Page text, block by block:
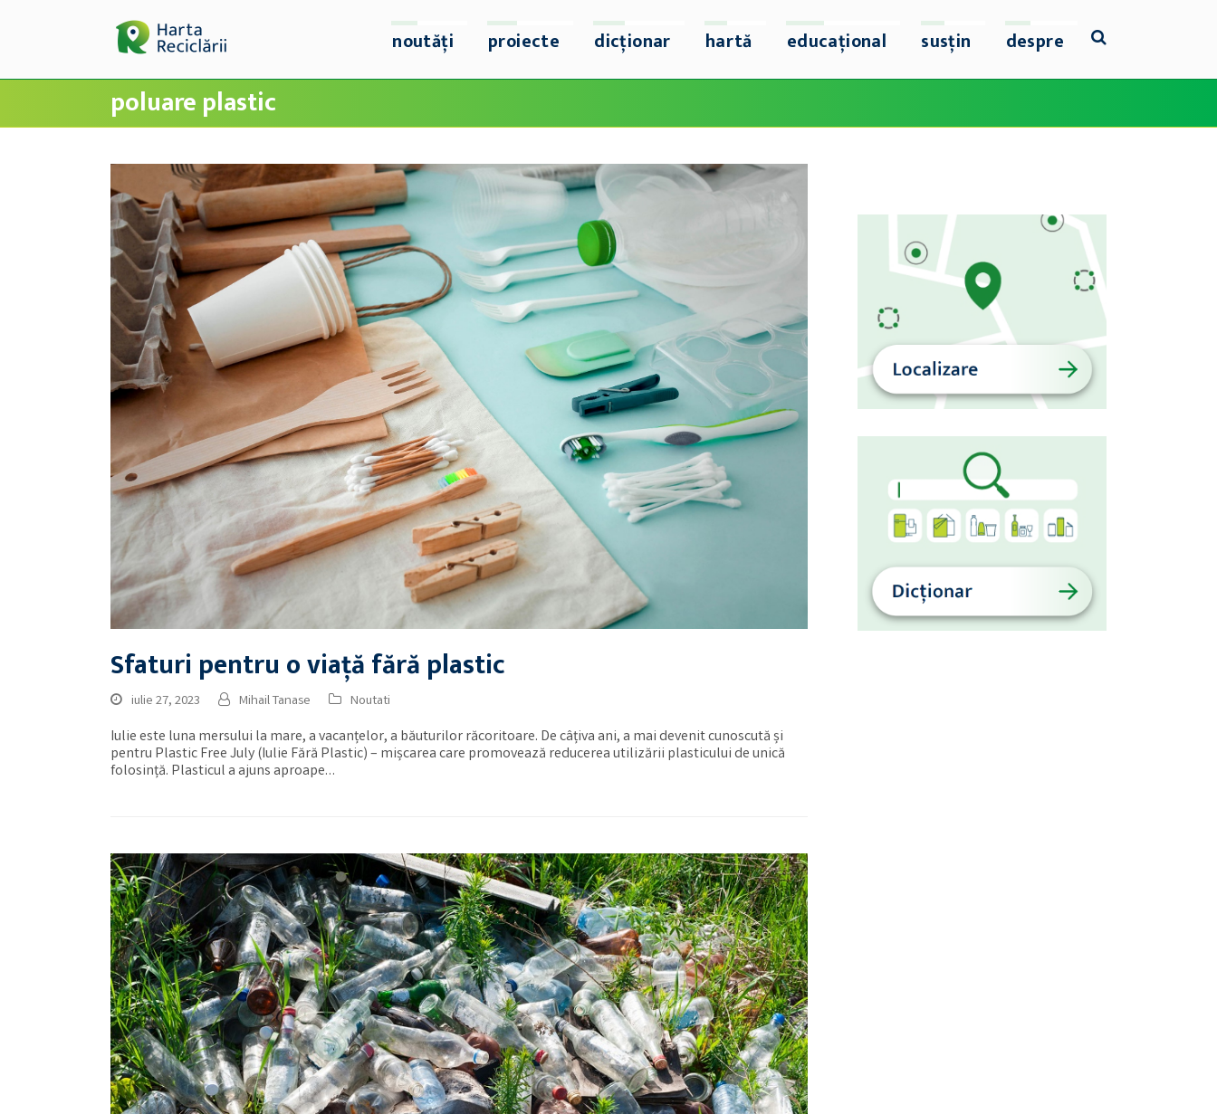
noutăți proiecte dicționar hartă educațional susțin despre
poluare plastic
Sfaturi pentru o viață fără plastic
iulie 27, 2023 Mihail Tanase Noutati
Iulie este luna mersului la mare, a vacanțelor, a băuturilor răcoritoare. De câțiva ani, a mai devenit cunoscută și
pentru Plastic Free July (Iulie Fără Plastic) – mișcarea care promovează reducerea utilizării plasticului de unică
folosință. Plasticul a ajuns aproape…